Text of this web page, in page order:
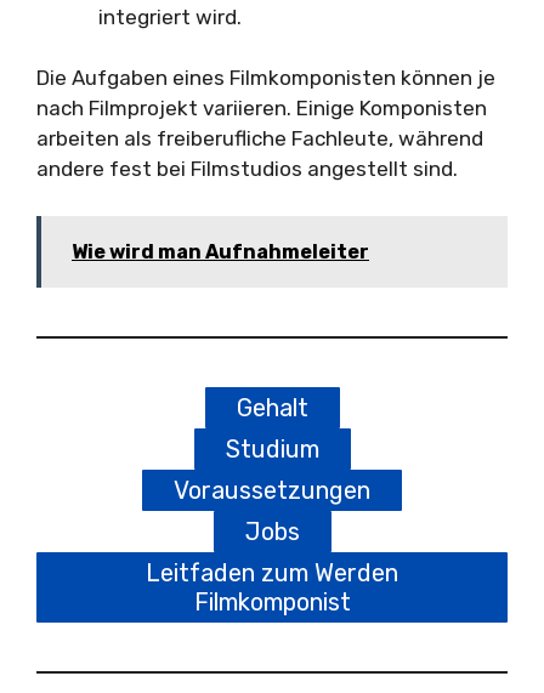
integriert wird.
Die Aufgaben eines Filmkomponisten können je
nach Filmprojekt variieren. Einige Komponisten
arbeiten als freiberufliche Fachleute, während
andere fest bei Filmstudios angestellt sind.
Wie wird man Aufnahmeleiter
Gehalt
Studium
Voraussetzungen
Jobs
Leitfaden zum Werden
Filmkomponist